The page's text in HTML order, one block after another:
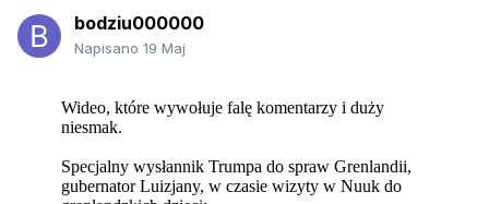
bodziu000000
Napisano 19 Maj